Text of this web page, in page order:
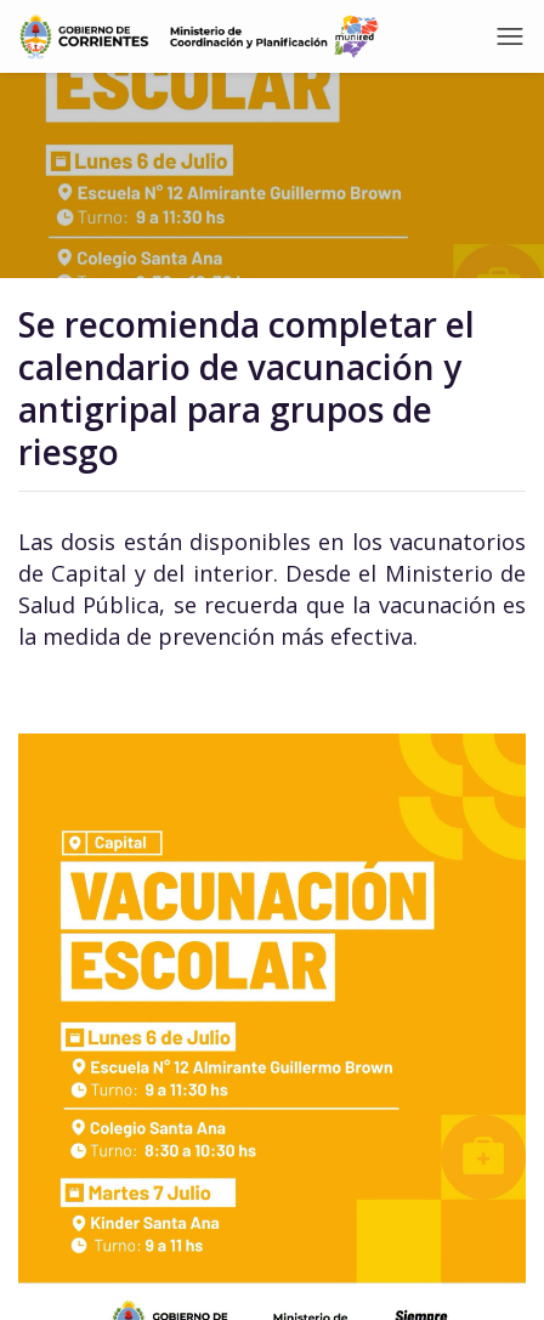
Se recomienda completar el
calendario de vacunación y
antigripal para grupos de
riesgo
Las dosis están disponibles en los vacunatorios
de Capital y del interior. Desde el Ministerio de
Salud Pública, se recuerda que la vacunación es
la medida de prevención más efectiva.